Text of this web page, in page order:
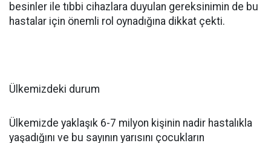
besinler ile tıbbi cihazlara duyulan gereksinimin de bu
hastalar için önemli rol oynadığına dikkat çekti.
Ülkemizdeki durum
Ülkemizde yaklaşık 6-7 milyon kişinin nadir hastalıkla
yaşadığını ve bu sayının yarısını çocukların